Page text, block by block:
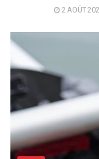
2 AOÛT